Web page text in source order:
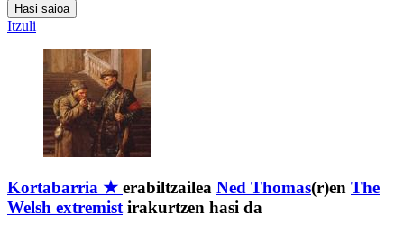
Hasi saioa
Itzuli
Kortabarria ★ erabiltzailea Ned Thomas(r)en The
Welsh extremist irakurtzen hasi da